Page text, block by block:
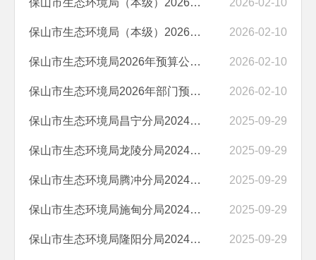
保山市生态环境局（本级）2026年部门预算 “三公”经费编制说明 2026-02-10
保山市生态环境局（本级）2026年预算公开目录 2026-02-10
保山市生态环境局2026年预算公开目录 2026-02-10
保山市生态环境局2026年部门预算“三公”经费编制说明 2026-02-10
保山市生态环境局昌宁分局2024年度部门决算 2025-09-29
保山市生态环境局龙陵分局2024年度部门决算 2025-09-29
保山市生态环境局腾冲分局2024年度部门决算 2025-09-29
保山市生态环境局施甸分局2024年度部门决算 2025-09-29
保山市生态环境局隆阳分局2024年度部门决算 2025-09-29